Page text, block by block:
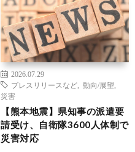
2026.07.29
プレスリリースなど
動向/展望
災害
【熊本地震】県知事の派遣要
請受け、自衛隊3600人体制で
災害対応